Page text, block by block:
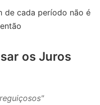
de cada período não é
os Juros